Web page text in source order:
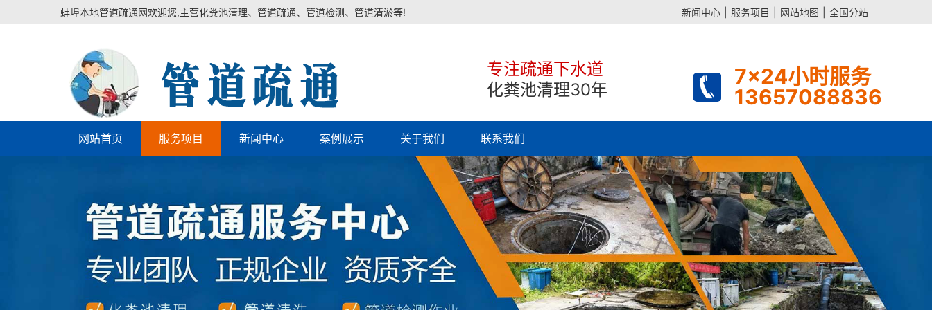
蚌埠本地管道疏通网欢迎您,主营化粪池清理、管道疏通、管道检测、管道清淤等! 新闻中心 服务项目 网站地图 全国分站
专注疏通下水道
化粪池清理30年
7x24小时服务
13657088836
网站首页 服务项目 新闻中心 案例展示 关于我们 联系我们